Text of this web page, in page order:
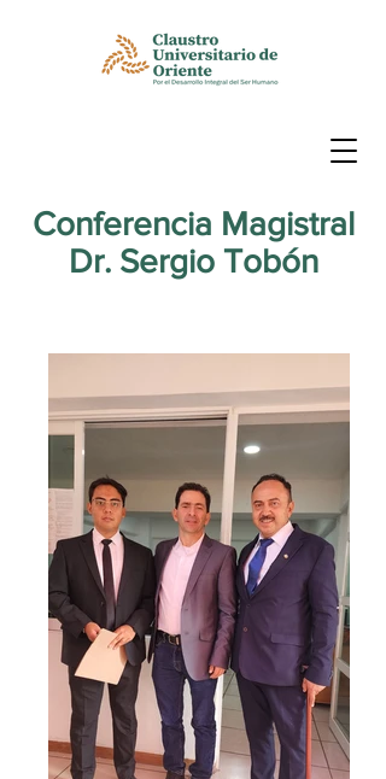
Conferencia Magistral
Dr. Sergio Tobón